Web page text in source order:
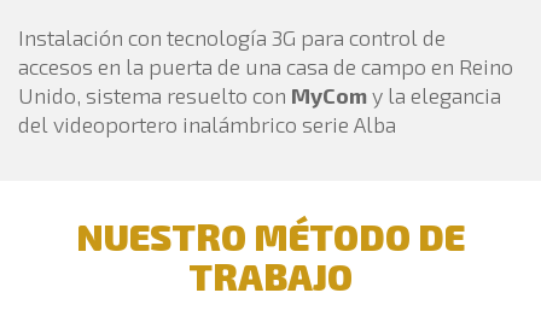
Instalación con tecnología 3G para control de
accesos en la puerta de una casa de campo en Reino
Unido, sistema resuelto con MyComy la elegancia
del videoportero inalámbrico serie Alba
NUESTRO MÉTODO DE
TRABAJO